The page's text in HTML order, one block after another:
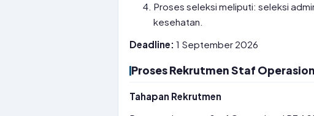
Proses seleksi meliputi: seleksi
kesehatan.
Deadline: 1 September 2026
Proses Rekrutmen Staf
Tahapan Rekrutmen